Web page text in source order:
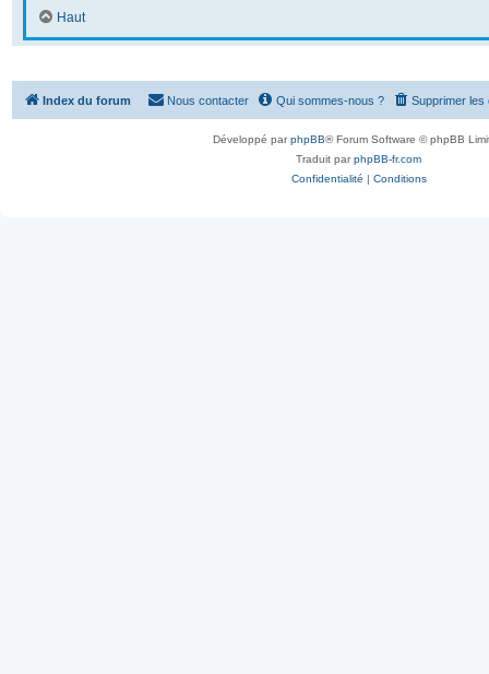
Haut
Index du forum Supprimer les
Qui sommes-nous ?
Nous contacter
Développé parphpBB® Forum Software © phpBB
Traduit parphpBB-fr.com
Confidentialité | Conditions